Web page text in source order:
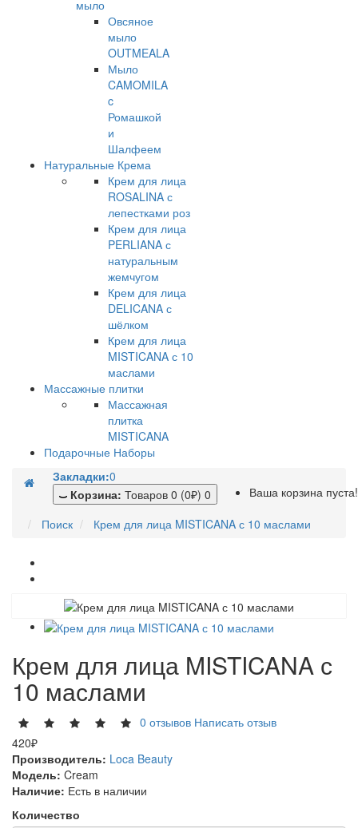
мыло
Овсяное
мыло
OUTMEALA
Мыло
CAMOMILA
c
Ромашкой
и
Шалфеем
Натуральные Крема
Крем для лица
ROSALINA с
лепестками роз
Крем для лица
PERLIANA с
натуральным
жемчугом
Крем для лица
DELICANA с
шёлком
Крем для лица
MISTICANA с 10
маслами
Массажные плитки
Массажная
плитка
MISTICANA
Подарочные Наборы
Закладки:0
Корзина: Товаров 0 (0₽) 0
Ваша корзина пуста!
Поиск
Крем для лица MISTICANA с 10 маслами
Крем для лица MISTICANA с
10 маслами
0 отзывов Написать отзыв
420₽
Производитель: Loca Beauty
Модель: Cream
Наличие: Есть в наличии
Количество